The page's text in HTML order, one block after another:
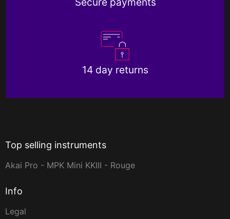
14 day returns
Top selling instruments
Akai Pro - MPK Mini KKIII - Rouge
Info
Legal